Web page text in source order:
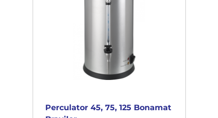
Perculator 45, 75, 125 Bonamat